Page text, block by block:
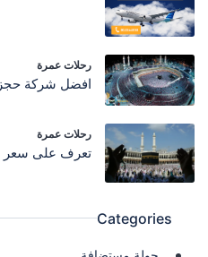
رحلات عمرة
افضل شركة
رحلات عمرة
تعرف على سعر
Categories